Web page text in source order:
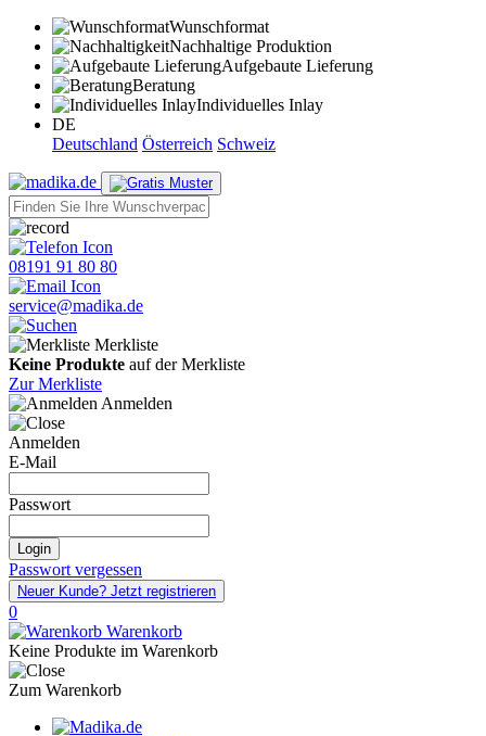
Wunschformat
Nachhaltige Produktion
Aufgebaute Lieferung
Beratung
Individuelles Inlay
DE
Deutschland Österreich Schweiz
08191 91 80 80
service@madika.de
Merkliste
Keine Produkte auf der Merkliste
Zur Merkliste
Anmelden
Anmelden
E-Mail
Passwort
Login
Passwort vergessen
Neuer Kunde? Jetzt registrieren
0
Warenkorb
Keine Produkte im Warenkorb
Zum Warenkorb